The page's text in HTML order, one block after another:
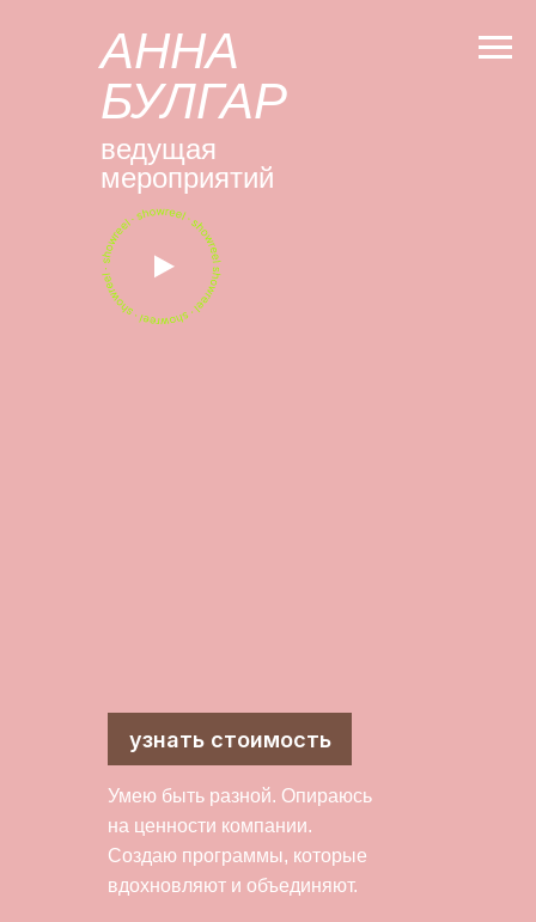
узнать стоимость
АННА
БУЛГАР
ведущая
мероприятий
Умею быть разной. Опираюсь
на ценности компании.
Создаю программы, которые
вдохновляют и объединяют.